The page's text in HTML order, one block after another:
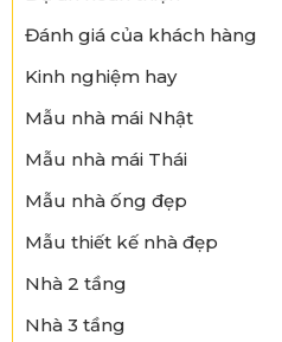
Đánh giá của khách hàng
Kinh nghiệm hay
Mẫu nhà mái Nhật
Mẫu nhà mái Thái
Mẫu nhà ống đẹp
Mẫu thiết kế nhà đẹp
Nhà 2 tầng
Nhà 3 tầng